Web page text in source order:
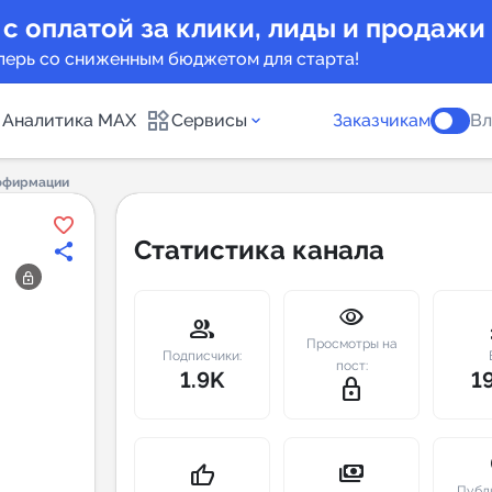
оплатой за клики, лиды и продажи
со сниженным бюджетом для старта!
Аналитика MAX Сервисы
Telegram
New
Заказчикам
Статистика канала
group
Подписчики:
1.9K
visibility
Просмотры на
пост:
lock_outline
thumb_up payments